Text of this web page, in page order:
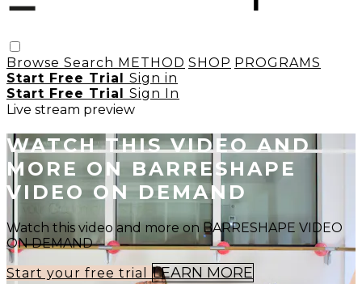
Browse Search METHOD SHOP PROGRAMS
Start Free Trial Sign in
Start Free Trial Sign In
Live stream preview
WATCH THIS VIDEO AND
MORE ON BARRESHAPE
VIDEO ON DEMAND
Watch this video and more on BARRESHAPE VIDEO
ON DEMAND
Start your free trial LEARN MORE